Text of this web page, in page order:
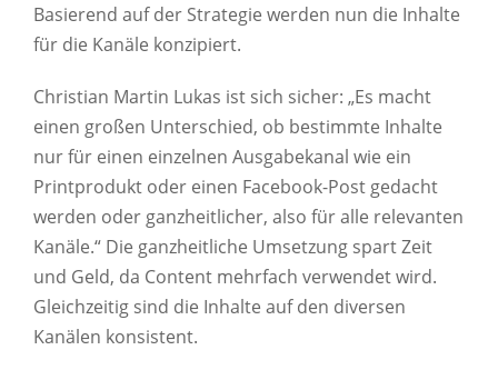
Basierend auf der Strategie werden nun die Inhalte
für die Kanäle konzipiert.
Christian Martin Lukas ist sich sicher: „Es macht
einen großen Unterschied, ob bestimmte Inhalte
nur für einen einzelnen Ausgabekanal wie ein
Printprodukt oder einen Facebook-Post gedacht
werden oder ganzheitlicher, also für alle relevanten
Kanäle.“ Die ganzheitliche Umsetzung spart Zeit
und Geld, da Content mehrfach verwendet wird.
Gleichzeitig sind die Inhalte auf den diversen
Kanälen konsistent.